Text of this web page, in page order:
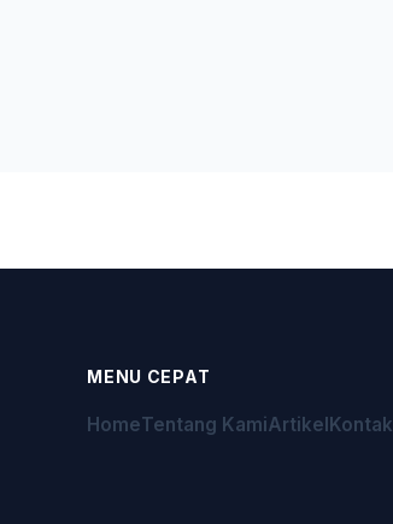
MENU CEPAT
HomeTentang KamiArtikel Kontak